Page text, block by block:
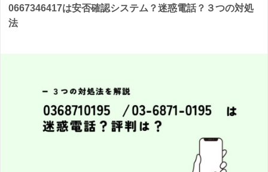
0667346417は安否確認システム？迷惑電話？３つの対処
法